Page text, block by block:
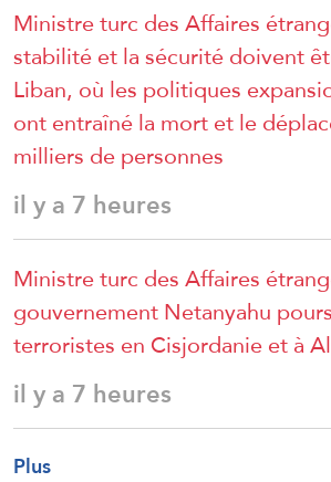
Ministre turc des Affaires
stabilité et la sécurité doivent
Liban, où les politiques
ont entraîné la mort et le
milliers de personnes
il y a 7 heures
Ministre turc des Affaires
gouvernement Netanyahu
terroristes en Cisjordanie et à
il y a 7 heures
Plus